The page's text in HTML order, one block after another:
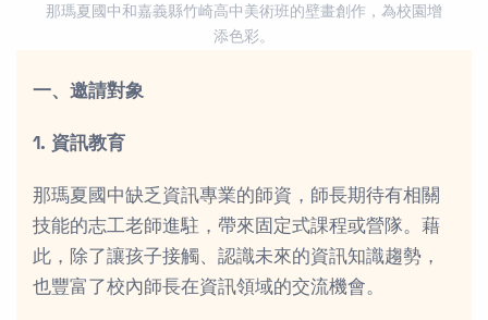
那瑪夏國中和嘉義縣竹崎高中美術班的壁畫創作，為校園增
添色彩。
一、邀請對象
1. 資訊教育
那瑪夏國中缺乏資訊專業的師資，師長期待有相關
技能的志工老師進駐，帶來固定式課程或營隊。藉
此，除了讓孩子接觸、認識未來的資訊知識趨勢，
也豐富了校內師長在資訊領域的交流機會。